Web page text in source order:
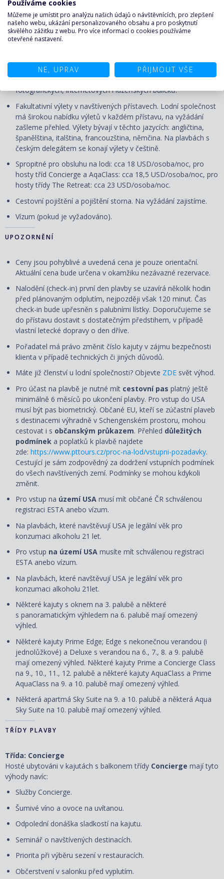
zájmu zajistíme.
Služby českého průvodce či delegáta
Nápoje, které nejsou zahrnuté v ceně.
Nadstandardní služby - prádelna, fotograf, salón krásy,
lékařské služby na lodi apod. Na lodi možnost doobjednání
fotografických, internetových i lázeňských balíčků.
Fakultativní výlety v navštívených přístavech. Lodní společnost
má širokou nabídku výletů v každém přístavu, na vyžádání
zašleme přehled. Výlety bývají v těchto jazycích: angličtina,
španělština, italština, francouzština, němčina. Na plavbách s
českým delegátem se konají výlety v češtině.
Spropitné pro obsluhu na lodi: cca 18 USD/osoba/noc, pro
hosty tříd Concierge a AqaClass: cca 18,5 USD/osoba/noc, pro
hosty třídy The Retreat: cca 23 USD/osoba/noc.
Cestovní pojištění a pojištění storna. Na vyžádání zajistíme.
Vízum (pokud je vyžadováno).
UPOZORNĚNÍ
Ceny jsou pohyblivé a uvedená cena je pouze orientační.
Aktuální cena bude určena v okamžiku nezávazné rezervace.
Nalodění (check-in) první den plavby se uzavírá několik hodin
před plánovaným odplutím, nejpozději však 120 minut. Čas
check-in bude upřesněn s palubními lístky. Doporučujeme se
do přístavu dostavit s dostatečným předstihem, v případě
vlastní letecké dopravy o den dříve.
Pořadatel má právo změnit číslo kajuty v zájmu bezpečnosti
klienta v případě technických či jiných důvodů.
Máte již členství u lodní společnosti? Objevte ZDE svět výhod.
Pro účast na plavbě je nutné mít cestovní pas platný ještě
minimálně 6 měsíců po ukončení plavby. Pro vstup do USA
musí být pas biometrický. Občané EU, kteří se zúčastní plaveb
s destinacemi výhradně v Schengenském prostoru, mohou
cestovat i s občanským průkazem. Přehled důležitých
podmínek a poplatků k plavbě najdete
zde: https://www.pttours.cz/proc-na-lod/vstupni-pozadavky.
Cestující je sám zodpovědný za dodržení vstupních podmínek
do všech navštívených zemí. Podmínky se mohou kdykoli
změnit.
Pro vstup na území USA musí mít občané ČR schválenou
registraci ESTA anebo vízum.
Na plavbách, které navštěvují USA je legální věk pro
konzumaci alkoholu 21 let.
Pro vstup na území USA musíte mít schválenou registraci
ESTA anebo vízum.
Na plavbách, které navštěvují USA je legální věk pro
konzumaci alkoholu 21let.
Některé kajuty s oknem na 3. palubě a některé
s panoramatickým výhledem na 6. palubě mají omezený
výhled.
Některé kajuty Prime Edge; Edge s nekonečnou verandou (i
jednolůžkové) a Deluxe s verandou na 6., 7., 8. a 9. palubě
mají omezený výhled. Některé kajuty Prime a Concierge Class
na 9., 10., 11., 12. palubě a některé kajuty AquaClass a Prime
AquaClass na 9. a 10. palubě mají omezený výhled.
Některá apartmá Sky Suite na 9. a 10. palubě a některá Aqua
Sky Suite na 10. palubě mají omezený výhled.
TŘÍDY PLAVBY
Třída: Concierge
Hosté ubytováni v kajutách s balkonem třídy Concierge mají tyto
výhody navíc:
Služby Concierge.
Šumivé víno a ovoce na uvítanou.
Odpolední donáška sladkostí na kajutu.
Seminář o navštívených destinacích.
Priorita při výběru sezení v restauracích.
Občerstvení v salonku před vyplutím.
Používáme cookies
Můžeme je umístit pro analýzu našich údajů o návštěvnících, pro zlepšení
našeho webu, ukázání personalizovaného obsahu a pro poskytnutí
skvělého zážitku z webu. Pro více informací o cookies používáme
otevřené nastavení.
NE, UPRAV PŘIJMOUT VŠE